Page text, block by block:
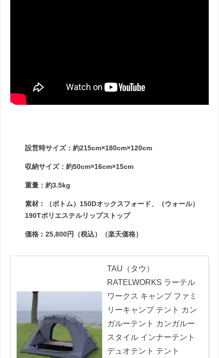
設営時サイズ：約215cm×180cm×120cm
収納サイズ：約50cm×16cm×15cm
重量：約3.5kg
素材︰（ボトム）150Dオックスフォード、（ウォール）
190Tポリエステルリップストップ
価格︰25,800円（税込）（楽天価格）
TAU（タウ）
RATELWORKS ラーテル
ワークス キャンプ ファミ
リーキャンプ テント カン
ガルーテント カンガルー
スタイル インナーテント
デュオテント テント